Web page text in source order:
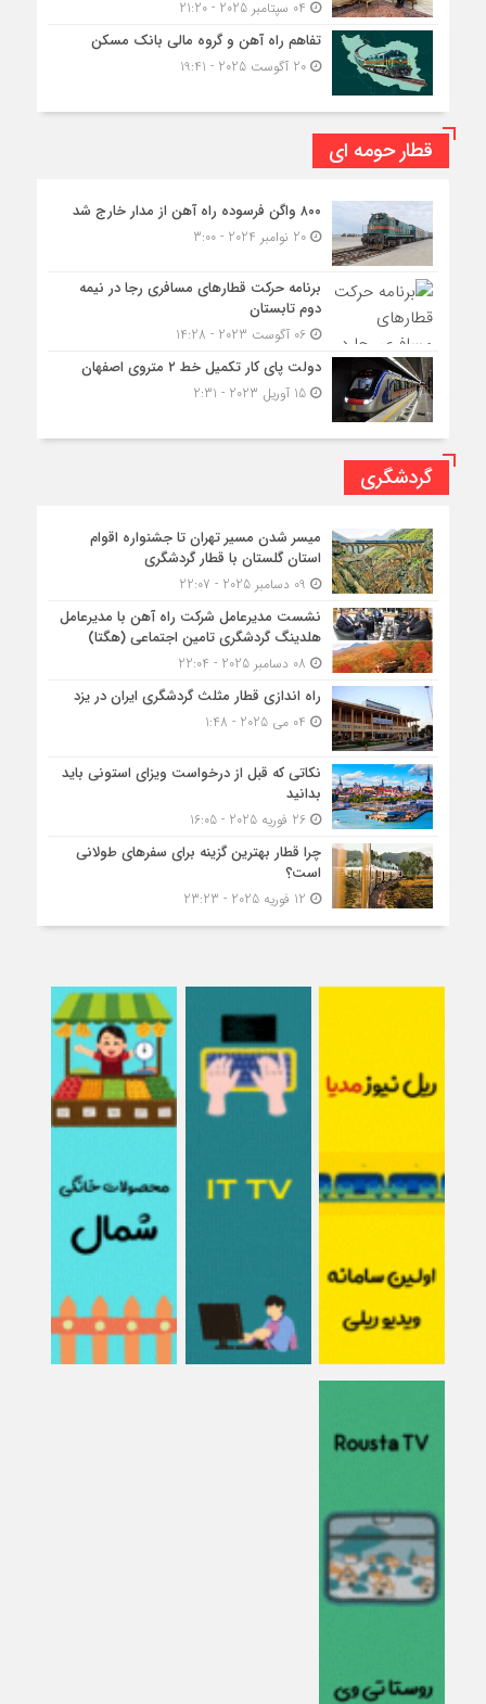
تفاهم راه آهن و گروه مالی بانک مسکن
20 آگوست 2025 - 19:41
قطار حومه ای
۸۰۰ واگن فرسوده راه آهن از مدار خارج شد
20 نوامبر 2024 - 3:00
برنامه حرکت قطارهای مسافری رجا در نیمه
دوم تابستان
06 آگوست 2023 - 14:28
دولت پای کار تکمیل خط ۲ متروی اصفهان
15 آوریل 2023 - 2:31
گردشگری
میسر شدن مسیر تهران تا جشنواره اقوام
استان گلستان با قطار گردشگری
نشست مدیرعامل شرکت راه آهن با مدیرعامل
هلدینگ گردشگری تامین اجتماعی (هگتا)
راه اندازی قطار مثلث گردشگری ایران در یزد
نکاتی که قبل از درخواست ویزای استونی باید
بدانید
26 فوریه 2025 - 16:05
چرا قطار بهترین گزینه برای سفرهای طولانی
است؟